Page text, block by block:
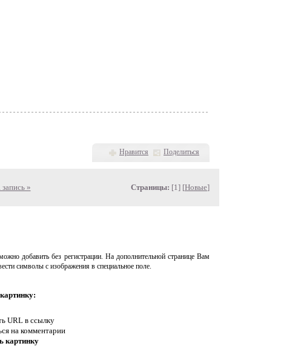
Нравится Поделиться
» Страницы: [1] [Новые]
добавить без регистрации. На дополнительной странице Вам
символы с изображения в специальное поле.
URL в ссылку
на комментарии
картинку